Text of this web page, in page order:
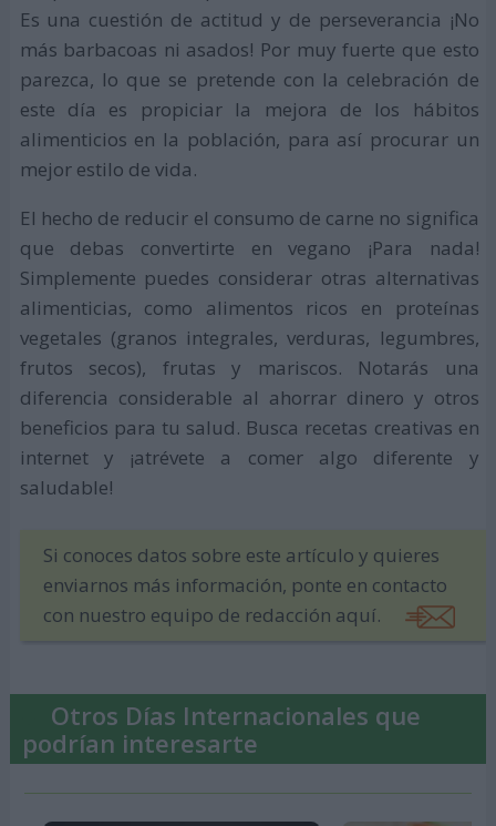
Es una cuestión de actitud y de perseverancia ¡No
más barbacoas ni asados! Por muy fuerte que esto
parezca, lo que se pretende con la celebración de
este día es propiciar la mejora de los hábitos
alimenticios en la población, para así procurar un
mejor estilo de vida.
El hecho de reducir el consumo de carne no significa
que debas convertirte en vegano ¡Para nada!
Simplemente puedes considerar otras alternativas
alimenticias, como alimentos ricos en proteínas
vegetales (granos integrales, verduras, legumbres,
frutos secos), frutas y mariscos. Notarás una
diferencia considerable al ahorrar dinero y otros
beneficios para tu salud. Busca recetas creativas en
internet y ¡atrévete a comer algo diferente y
saludable!
Si conoces datos sobre este artículo y quieres
enviarnos más información, ponte en contacto
con nuestro equipo de redacción aquí.
Otros Días Internacionales que
podrían interesarte